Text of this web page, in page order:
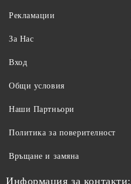
Рекламации
За Нас
Вход
Общи условия
Наши Партньори
Политика за поверителност
Връщане и замяна
Информация за контакти: